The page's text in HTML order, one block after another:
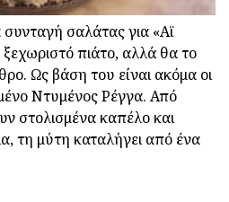
σαλάτας για «Αϊ
πιάτο, αλλά θα το
Ως βάση του είναι ακόμα οι
Ντυμένος Ρέγγα. Από
στολισμένα καπέλο και
τη μύτη καταλήγει από ένα